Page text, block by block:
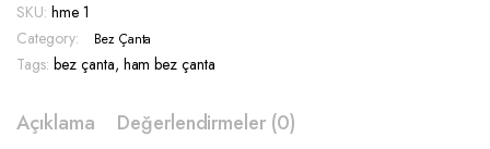
Baskı
-
hme
SKU: hme 1
Category:
Bez Çanta
Tags: bez çanta, ham bez çanta
Açıklama Değerlendirmeler (0)